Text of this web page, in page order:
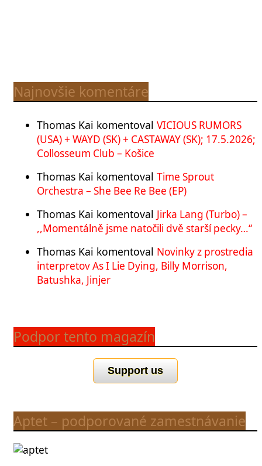
Najnovšie komentáre
Thomas Kai komentoval VICIOUS RUMORS
(USA) + WAYD (SK) + CASTAWAY (SK); 17.5.2026;
Collosseum Club – Košice
Thomas Kai komentoval Time Sprout
Orchestra – She Bee Re Bee (EP)
Thomas Kai komentoval Jirka Lang (Turbo) –
,,Momentálně jsme natočili dvě starší pecky…“
Thomas Kai komentoval Novinky z prostredia
interpretov As I Lie Dying, Billy Morrison,
Batushka, Jinjer
Podpor tento magazín
Support us
Aptet – podporované zamestnávanie